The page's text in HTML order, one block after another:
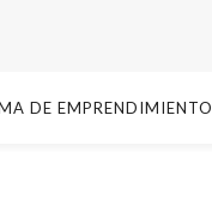
DE EMPRENDIMIENTO